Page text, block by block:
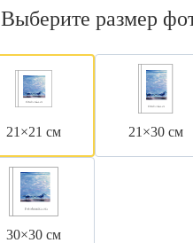
Выберите размер
21×21 см 21×30 см
30×30 см